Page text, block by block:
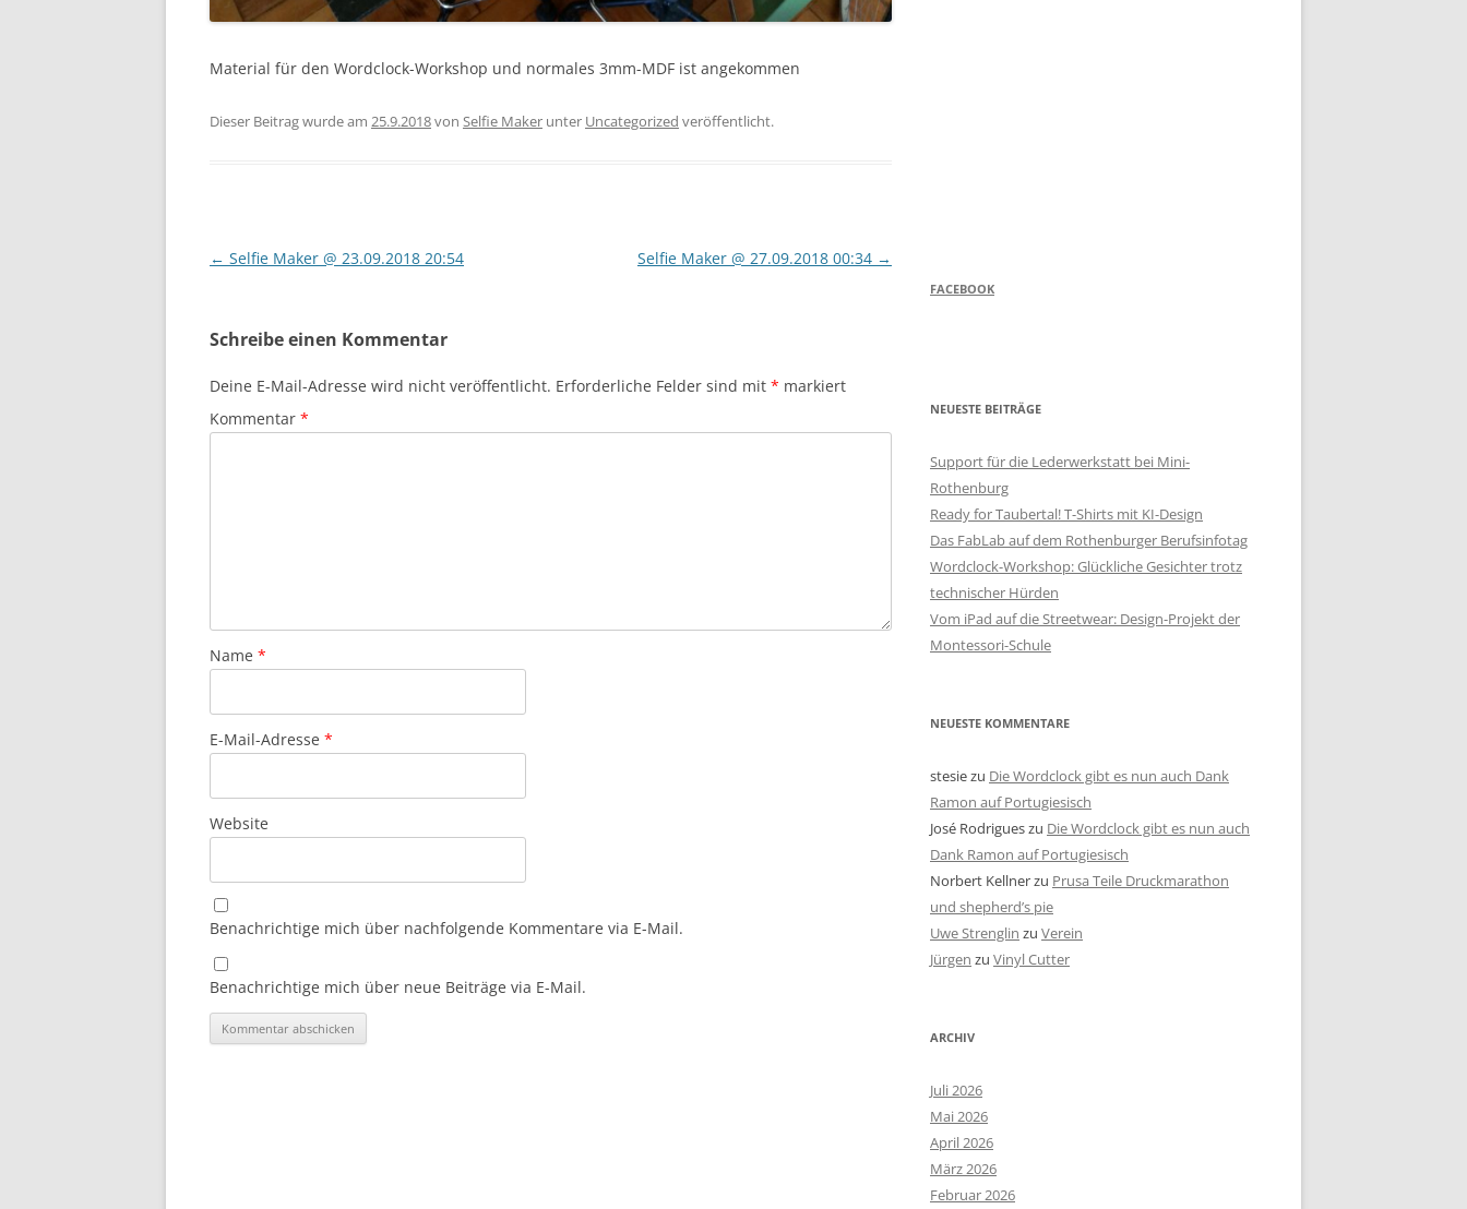
Material für den Wordclock-Workshop und normales 3mm-MDF ist angekommen
Dieser Beitrag wurde am 25.9.2018von Selfie Maker unter Uncategorized veröffentlicht.
Beitragsnavigation
← Selfie Maker @ 23.09.2018 20:54 Selfie Maker @ 27.09.2018 00:34 →
Schreibe einen Kommentar
Deine E-Mail-Adresse wird nicht veröffentlicht. Erforderliche Felder sind mit * markiert
Kommentar *
Name *
E-Mail-Adresse *
Website
Benachrichtige mich über nachfolgende Kommentare via E-Mail.
Benachrichtige mich über neue Beiträge via E-Mail.
FACEBOOK
NEUESTE BEITRÄGE
Support für die Lederwerkstatt bei Mini-
Rothenburg
Ready for Taubertal! T-Shirts mit KI-Design
Das FabLab auf dem Rothenburger Berufsinfotag
Wordclock-Workshop: Glückliche Gesichter trotz
technischer Hürden
Vom iPad auf die Streetwear: Design-Projekt der
Montessori-Schule
NEUESTE KOMMENTARE
stesiezu Die Wordclock gibt es nun auch Dank
Ramon auf Portugiesisch
José Rodrigueszu Die Wordclock gibt es nun auch
Dank Ramon auf Portugiesisch
Norbert Kellnerzu Prusa Teile Druckmarathon
und shepherd’s pie
Uwe Strenglin zu Verein
Jürgen zu Vinyl Cutter
ARCHIV
Juli 2026
Mai 2026
April 2026
März 2026
Februar 2026